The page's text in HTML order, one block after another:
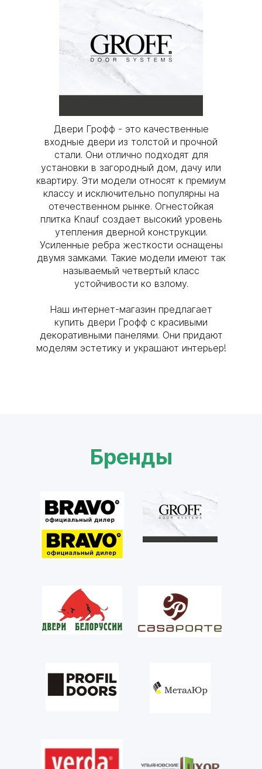
Двери Грофф - это качественные
входные двери из толстой и прочной
стали. Они отлично подходят для
установки в загородный дом, дачу или
квартиру. Эти модели относят к премиум
классу и исключительно популярны на
отечественном рынке. Огнестойкая
плитка Knauf cоздает высокий уровень
утепления дверной конструкции.
Усиленные ребра жесткости оснащены
двумя замками. Такие модели имеют так
называемый четвертый класс
устойчивости ко взлому.
Наш интернет-магазин предлагает
купить двери Грофф с красивыми
декоративными панелями. Они придают
моделям эстетику и украшают интерьер!
Бренды